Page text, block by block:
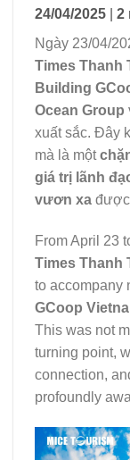
24/04/2025
2
Ngày 23/04/
Times Thanh
Building
Ocean Group
xuất sắc. Đây
mà là một
giá trị lãnh
vươn xa được
From April 23
Times Thanh
to accompany
GCoop
This was not
turning point,
connection,
profoundly